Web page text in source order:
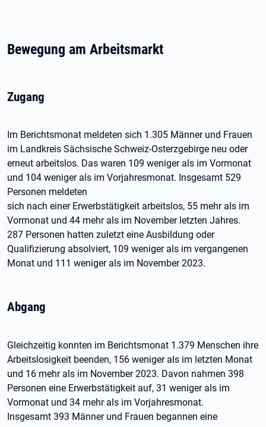
Bewegung am Arbeitsmarkt
Zugang
Im Berichtsmonat meldeten sich 1.305 Männer und Frauen
im Landkreis Sächsische Schweiz-Osterzgebirge neu oder
erneut arbeitslos. Das waren 109 weniger als im Vormonat
und 104 weniger als im Vorjahresmonat. Insgesamt 529
Personen meldeten
sich nach einer Erwerbstätigkeit arbeitslos, 55 mehr als im
Vormonat und 44 mehr als im November letzten Jahres.
287 Personen hatten zuletzt eine Ausbildung oder
Qualifizierung absolviert, 109 weniger als im vergangenen
Monat und 111 weniger als im November 2023.
Abgang
Gleichzeitig konnten im Berichtsmonat 1.379 Menschen ihre
Arbeitslosigkeit beenden, 156 weniger als im letzten Monat
und 16 mehr als im November 2023. Davon nahmen 398
Personen eine Erwerbstätigkeit auf, 31 weniger als im
Vormonat und 34 mehr als im Vorjahresmonat.
Insgesamt 393 Männer und Frauen begannen eine